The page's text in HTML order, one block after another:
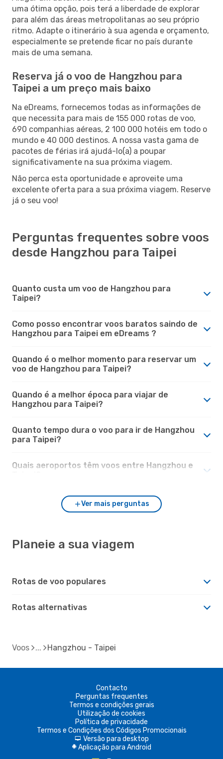
uma ótima opção, pois terá a liberdade de explorar
para além das áreas metropolitanas ao seu próprio
ritmo. Adapte o itinerário à sua agenda e orçamento,
especialmente se pretende ficar no país durante
mais de uma semana.
Reserva já o voo de Hangzhou para
Taipei a um preço mais baixo
Na eDreams, fornecemos todas as informações de
que necessita para mais de 155 000 rotas de voo,
690 companhias aéreas, 2 100 000 hotéis em todo o
mundo e 40 000 destinos. A nossa vasta gama de
pacotes de férias irá ajudá-lo(a) a poupar
significativamente na sua próxima viagem.
Não perca esta oportunidade e aproveite uma
excelente oferta para a sua próxima viagem. Reserve
já o seu voo!
Perguntas frequentes sobre voos
desde Hangzhou para Taipei
Quanto custa um voo de Hangzhou para
Taipei?
Como posso encontrar voos baratos saindo de
Hangzhou para Taipei em eDreams ?
Quando é o melhor momento para reservar um
voo de Hangzhou para Taipei?
Quando é a melhor época para viajar de
Hangzhou para Taipei?
Quanto tempo dura o voo para ir de Hangzhou
para Taipei?
Quais aeroportos têm voos entre Hangzhou e
Ver mais perguntas
Planeie a sua viagem
Rotas de voo populares
Rotas alternativas
Voos Hangzhou - Taipei
Contacto
Perguntas frequentes
Termos e condições gerais
Utilização de cookies
Política de privacidade
Termos e Condições dos Códigos Promocionais
d Versão para desktop
A Aplicação para Android